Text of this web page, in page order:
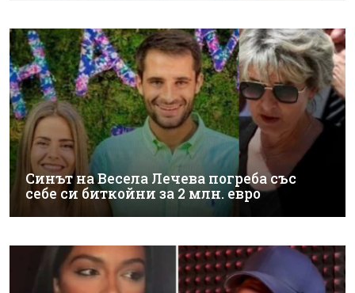
Синът на Весела Лечева погреба със
себе си биткойни за 2 млн. евро